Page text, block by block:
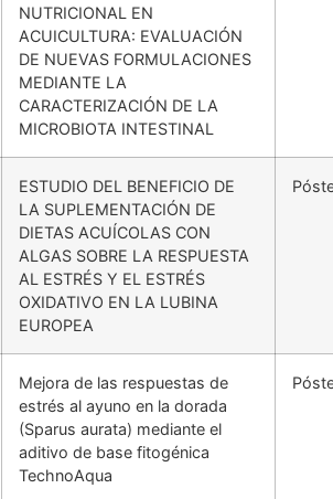
NUTRICIONAL EN
ACUICULTURA: EVALUACIÓN
DE NUEVAS FORMULACIONES
MEDIANTE LA
CARACTERIZACIÓN DE LA
MICROBIOTA INTESTINAL
ESTUDIO DEL BENEFICIO DE
LA SUPLEMENTACIÓN DE
DIETAS ACUÍCOLAS CON
ALGAS SOBRE LA RESPUESTA
AL ESTRÉS Y EL ESTRÉS
OXIDATIVO EN LA LUBINA
EUROPEA
Mejora de las respuestas de
estrés al ayuno en la dorada
(Sparus aurata) mediante el
aditivo de base fitogénica
TechnoAqua